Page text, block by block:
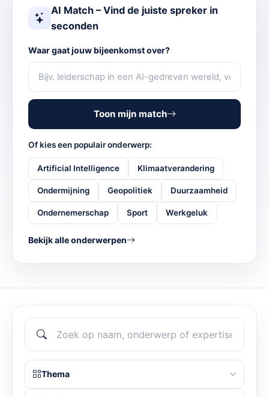
AI Match – Vind de juiste spreker in
seconden
Waar gaat jouw bijeenkomst over?
Toon mijn match
Of kies een populair onderwerp:
Artificial Intelligence Klimaatverandering
Ondermijning Geopolitiek Duurzaamheid
Ondernemerschap Sport Werkgeluk
Bekijk alle onderwerpen
Thema